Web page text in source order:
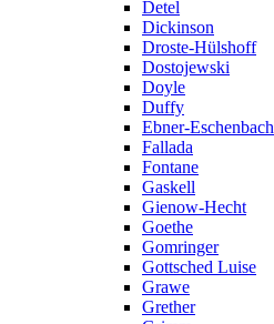
Detel
Dickinson
Droste-Hülshoff
Dostojewski
Doyle
Duffy
Ebner-Eschenbach
Fallada
Fontane
Gaskell
Gienow-Hecht
Goethe
Gomringer
Gottsched Luise
Grawe
Grether